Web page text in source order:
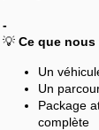
-
💡 Ce que
Un
Un
Package
complète